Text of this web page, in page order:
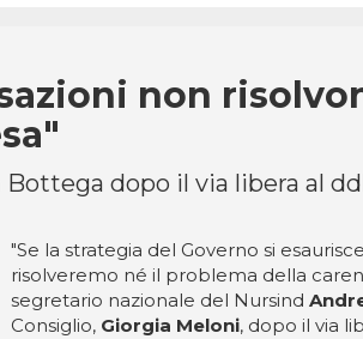
non
dopo il via libera al
"Se la strategia del Governo si
risolveremo né il problema della
segretario nazionale del Nursind
Consiglio, Giorgia Meloni, dopo il via